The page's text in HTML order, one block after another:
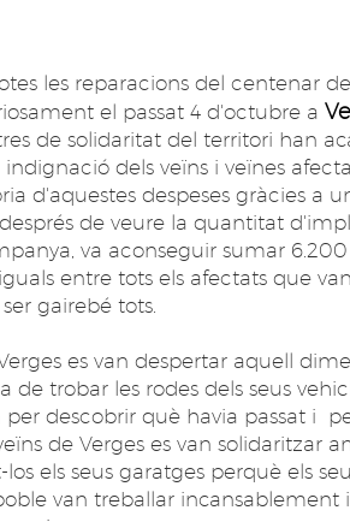
les reparacions del centenar
el passat 4 d'octubre a
de solidaritat del territori han
dels veïns i veïnes
d'aquestes despeses gràcies a
de veure la quantitat
va aconseguir sumar
entre tots els afectats que
gairebé tots.
es van despertar aquell
de trobar les rodes dels seus
descobrir què havia passat i
de Verges es van solidaritzar
els seus garatges perquè els
van treballar incansablement